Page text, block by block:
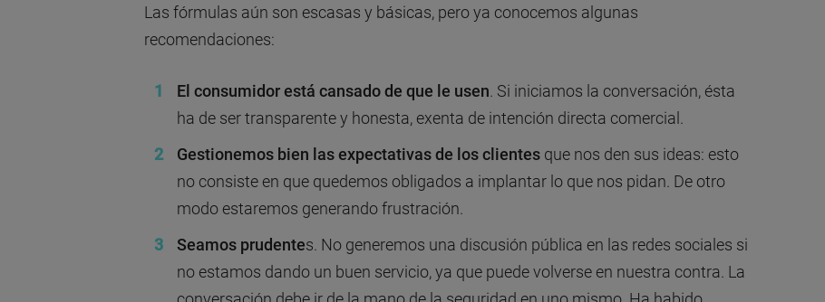
Las fórmulas aún son escasas y básicas, pero ya conocemos algunas
recomendaciones:
El consumidor está cansado de que le usen . Si iniciamos la conversación, ésta
ha de ser transparente y honesta, exenta de intención directa comercial.
Gestionemos bien las expectativas de los clientesque nos den sus ideas: esto
no consiste en que quedemos obligados a implantar lo que nos pidan. De otro
modo estaremos generando frustración.
Seamos prudentes. No generemos una discusión pública en las redes sociales si
no estamos dando un buen servicio, ya que puede volverse en nuestra contra. La